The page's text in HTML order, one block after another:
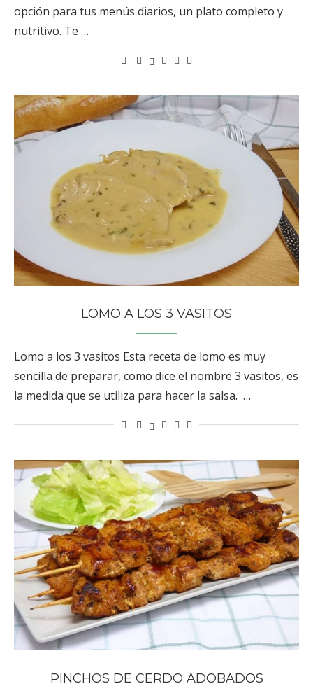
opción para tus menús diarios, un plato completo y
nutritivo. Te …
LOMO A LOS 3 VASITOS
Lomo a los 3 vasitos Esta receta de lomo es muy
sencilla de preparar, como dice el nombre 3 vasitos, es
la medida que se utiliza para hacer la salsa. …
PINCHOS DE CERDO ADOBADOS